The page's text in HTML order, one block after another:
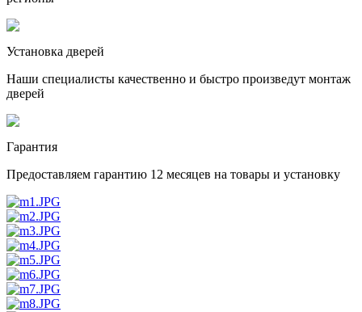
Установка дверей
Наши специалисты качественно и быстро произведут монтаж
дверей
Гарантия
Предоставляем гарантию 12 месяцев на товары и установку